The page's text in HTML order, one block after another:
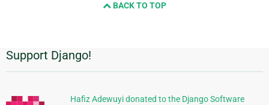
BACK TO TOP
추
가
정
Support Django!
Hafiz Adewuyi donated to the Django Software